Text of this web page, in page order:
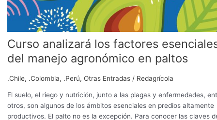
Curso analizará los factores
del manejo agronómico en paltos
.Chile, .Colombia, .Perú, Otras Entradas / Redagrícola
El suelo, el riego y nutrición, junto a las plagas y enfermedades,
otros, son algunos de los ámbitos esenciales en predios altamente
productivos. El palto no es la excepción. Para conocer las claves